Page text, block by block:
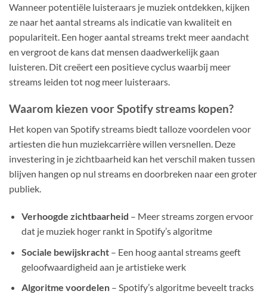
Wanneer potentiële luisteraars je muziek ontdekken, kijken
ze naar het aantal streams als indicatie van kwaliteit en
populariteit. Een hoger aantal streams trekt meer aandacht
en vergroot de kans dat mensen daadwerkelijk gaan
luisteren. Dit creëert een positieve cyclus waarbij meer
streams leiden tot nog meer luisteraars.
Waarom kiezen voor Spotify streams kopen?
Het kopen van Spotify streams biedt talloze voordelen voor
artiesten die hun muziekcarrière willen versnellen. Deze
investering in je zichtbaarheid kan het verschil maken tussen
blijven hangen op nul streams en doorbreken naar een groter
publiek.
Verhoogde zichtbaarheid – Meer streams zorgen ervoor
dat je muziek hoger rankt in Spotify’s algoritme
Sociale bewijskracht– Een hoog aantal streams geeft
geloofwaardigheid aan je artistieke werk
Algoritme voordelen– Spotify’s algoritme beveelt tracks